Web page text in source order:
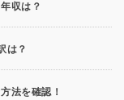
収は？
は？
法を確認！